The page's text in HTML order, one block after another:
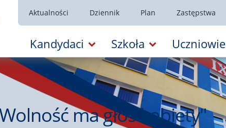
Aktualności Dziennik Plan Zastępstwa
Kandydaci Szkoła Uczniowie
ma głos kobiety"